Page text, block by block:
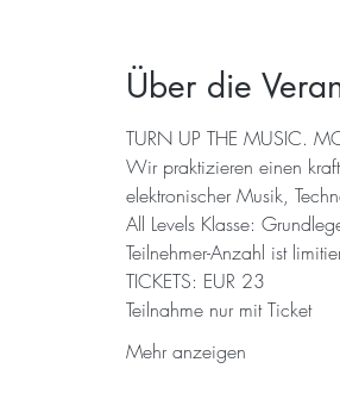
Über die
TURN UP THE MUSIC.
Wir praktizieren einen
elektronischer Musik,
All Levels Klasse:
Teilnehmer-Anzahl ist
TICKETS: EUR 23
Teilnahme nur mit Ticket
Mehr anzeigen